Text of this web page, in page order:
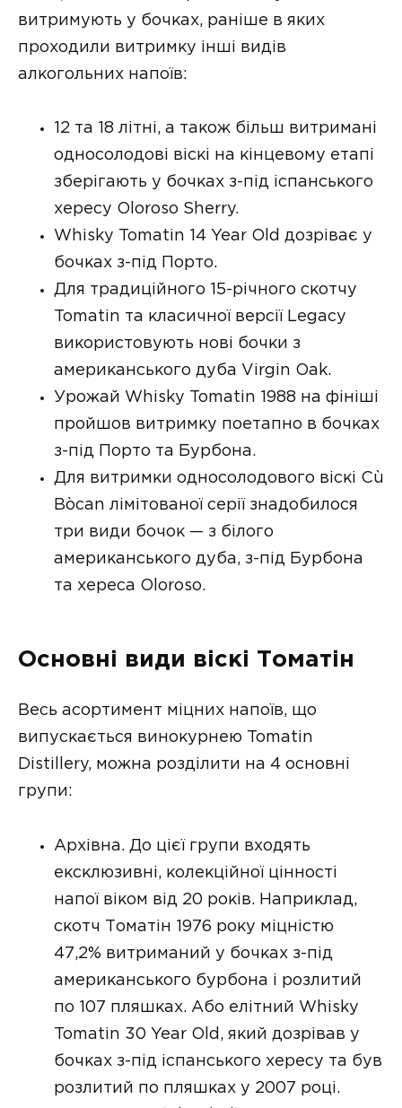
витримують у бочках, раніше в яких
проходили витримку інші видів
алкогольних напоїв:
12 та 18 літні, а також більш витримані
односолодові віскі на кінцевому етапі
зберігають у бочках з-під іспанського
хересу Oloroso Sherry.
Whisky Tomatin 14 Year Old дозріває у
бочках з-під Порто.
Для традиційного 15-річного скотчу
Tomatin та класичної версії Legacy
використовують нові бочки з
американського дуба Virgin Oak.
Урожай Whisky Tomatin 1988 на фініші
пройшов витримку поетапно в бочках
з-під Порто та Бурбона.
Для витримки односолодового віскі Cù
Bòcan лімітованої серії знадобилося
три види бочок — з білого
американського дуба, з-під Бурбона
та хереса Oloroso.
Основні види віскі Томатін
Весь асортимент міцних напоїв, що
випускається винокурнею Tomatin
Distillery, можна розділити на 4 основні
групи:
Архівна. До цієї групи входять
ексклюзивні, колекційної цінності
напої віком від 20 років. Наприклад,
скотч Томатін 1976 року міцністю
47,2% витриманий у бочках з-під
американського бурбона і розлитий
по 107 пляшках. Або елітний Whisky
Tomatin 30 Year Old, який дозрівав у
бочках з-під іспанського хересу та був
розлитий по пляшках у 2007 році.